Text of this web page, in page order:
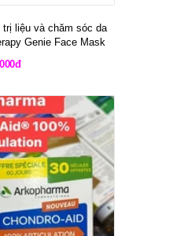
trị liệu và chăm sóc da
Genie Face Mask